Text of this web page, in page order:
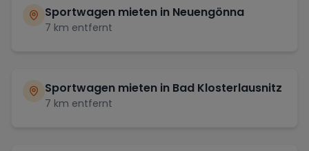
Sportwagen mieten in Neuengönna
7 km entfernt
Sportwagen mieten in Bad Klosterlausnitz
7 km entfernt